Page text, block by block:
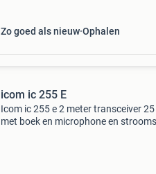
Zo goed als nieuw Ophalen
icom ic 255 E
Icom ic 255 e 2 meter transceiver
met boek en microphone en